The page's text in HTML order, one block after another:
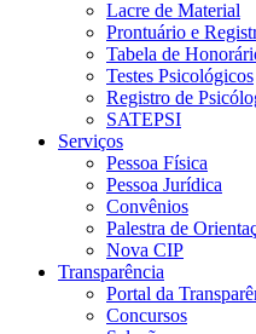
Lacre de Material
Prontuário e
Tabela de
Testes Psicológicos
Registro de
SATEPSI
Serviços
Pessoa Física
Pessoa Jurídica
Convênios
Palestra de
Nova CIP
Transparência
Portal da
Concursos